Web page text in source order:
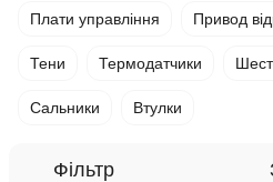
Плати управління Привод
Тени Термодатчики
Сальники Втулки
Фільтр